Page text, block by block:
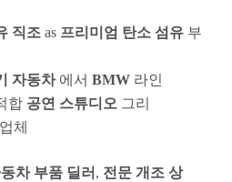
직조 as 프리미엄 탄소 섬유 부
자동차에서 BMW 라인
합 공연 스튜디오 그리
체
차 부품 딜러 , 전문 개조 상